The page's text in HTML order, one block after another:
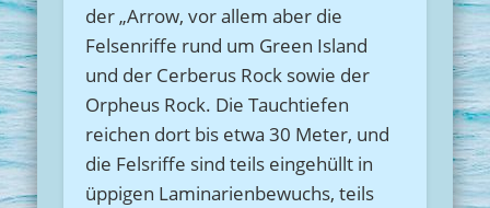
der „Arrow, vor allem aber die
Felsenriffe rund um Green Island
und der Cerberus Rock sowie der
Orpheus Rock. Die Tauchtiefen
reichen dort bis etwa 30 Meter, und
die Felsriffe sind teils eingehüllt in
üppigen Laminarienbewuchs, teils